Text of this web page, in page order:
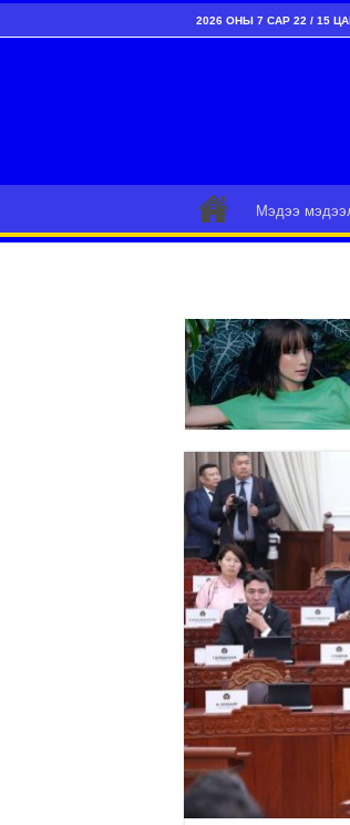
2026 ОНЫ 7 САР 22 / 15
Мэдээ